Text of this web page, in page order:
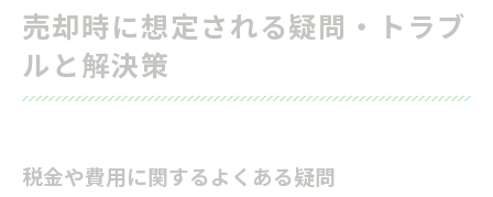
売却時に想定される疑問・トラブ
ルと解決策
税金や費用に関するよくある疑問